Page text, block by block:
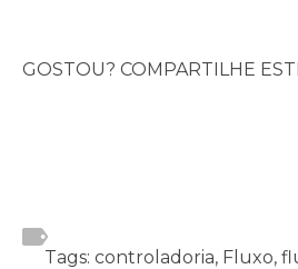
GOSTOU? COMPARTILHE
Tags: controladoria, Fluxo,